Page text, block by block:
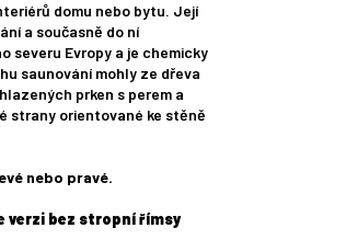
domu nebo bytu. Její
a současně do ní
severu Evropy a je chemicky
saunování mohly ze dřeva
prken s perem a
strany orientované ke stěně
nebo pravé.
verzi bez stropní římsy